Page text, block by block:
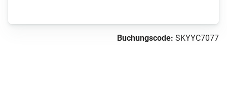
Buchungscode: SKYYC7077